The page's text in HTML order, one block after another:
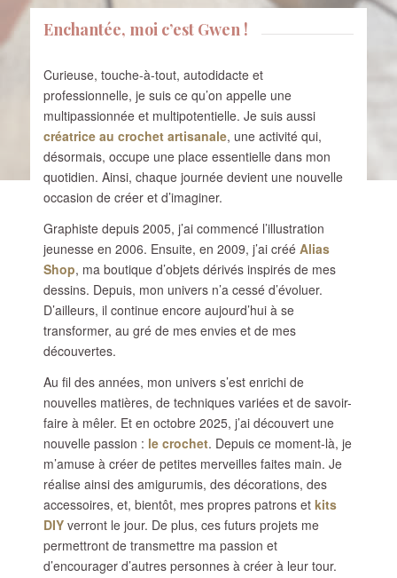
Enchantée, moi c’est Gwen !
Curieuse, touche-à-tout, autodidacte et
professionnelle, je suis ce qu’on appelle une
multipassionnée et multipotentielle. Je suis aussi
créatrice au crochet artisanale, une activité qui,
désormais, occupe une place essentielle dans mon
quotidien. Ainsi, chaque journée devient une nouvelle
occasion de créer et d’imaginer.
Graphiste depuis 2005, j’ai commencé l’illustration
jeunesse en 2006. Ensuite, en 2009, j’ai créé Alias
Shop, ma boutique d’objets dérivés inspirés de mes
dessins. Depuis, mon univers n’a cessé d’évoluer.
D’ailleurs, il continue encore aujourd’hui à se
transformer, au gré de mes envies et de mes
découvertes.
Au fil des années, mon univers s’est enrichi de
nouvelles matières, de techniques variées et de savoir-
faire à mêler. Et en octobre 2025, j’ai découvert une
nouvelle passion : le crochet. Depuis ce moment-là, je
m’amuse à créer de petites merveilles faites main. Je
réalise ainsi des amigurumis, des décorations, des
accessoires, et, bientôt, mes propres patrons et kits
DIYverront le jour. De plus, ces futurs projets me
permettront de transmettre ma passion et
d’encourager d’autres personnes à créer à leur tour.